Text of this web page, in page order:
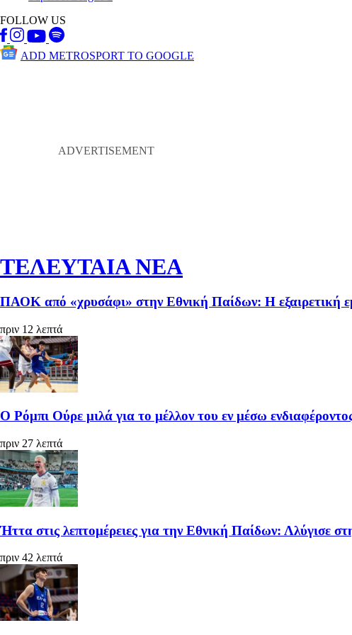
FOLLOW US
ADD METROSPORT TO GOOGLE
ΤΕΛΕΥΤΑΙΑ ΝΕΑ
ΠΑΟΚ από «χρυσάφι» στην Εθνική Παίδων: Η εξαιρετική
πριν 12 λεπτά
Ο Ρόμπι Ούρε μιλά για το μέλλον του εν μέσω
πριν 27 λεπτά
Ήττα στις λεπτομέρειες για την Εθνική Παίδων: Λλύγισε
πριν 42 λεπτά